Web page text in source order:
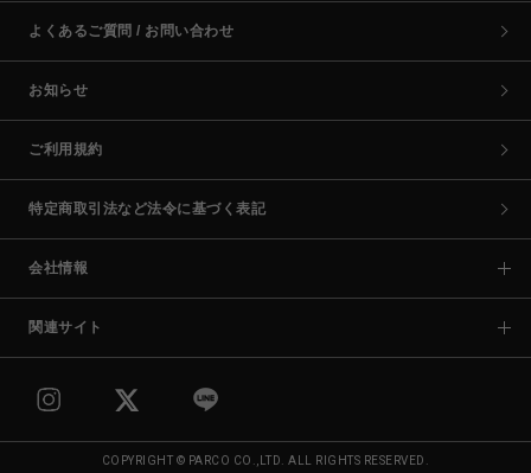
よくあるご質問 / お問い合わせ
お知らせ
ご利用規約
特定商取引法など法令に基づく表記
会社情報
関連サイト
COPYRIGHT © PARCO CO.,LTD. ALL RIGHTS RESERVED.